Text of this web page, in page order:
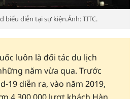
biểu diễn tại sự kiện.Ảnh: TITC.
luôn là đối tác du lịch
năm vừa qua. Trước
19 diễn ra, vào năm 2019,